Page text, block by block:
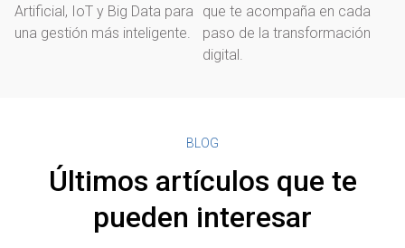
Artificial, IoT y Big Data para
una gestión más inteligente.
que te acompaña en cada
paso de la transformación
digital.
BLOG
Últimos artículos que te
pueden interesar